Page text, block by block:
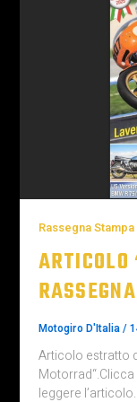
Rassegna Stampa
Motogiro D'Italia/
Articolo estratto
leggere l’articolo.